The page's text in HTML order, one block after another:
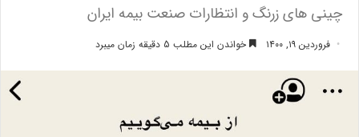
چینی های زرنگ و انتظارات صنعت بیمه ایران
فروردین ۱۹, ۱۴۰۰ خواندن این مطلب 5 دقیقه زمان میبرد